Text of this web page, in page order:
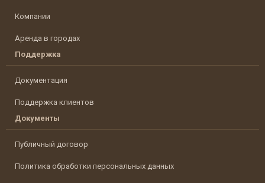
Компании
Аренда в городах
Поддержка
Документация
Поддержка клиентов
Документы
Публичный договор
Политика обработки персональных данных